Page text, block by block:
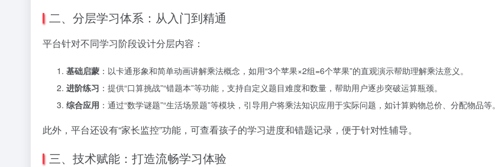
二、分层学习体系：从入门到精通
平台针对不同学习阶段设计分层内容：
基础启蒙 ：以卡通形象和简单动画讲解乘法概念，如用“3个苹果×2组=6个苹果”的直观演示帮助理解乘法意义。
进阶练习 ：提供“口算挑战”“错题本”等功能，支持自定义题目难度和数量，帮助用户逐步突破运算瓶颈。
综合应用 ：通过“数学谜题”“生活场景题”等模块，引导用户将乘法知识应用于实际问题，如计算购物总价、分配物品等。
此外，平台还设有“家长监控”功能，可查看孩子的学习进度和错题记录，便于针对性辅导。
三、技术赋能：打造流畅学习体验